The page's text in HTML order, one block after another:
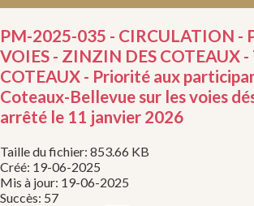
PM-2025-035 - CIRCULATION -
VOIES - ZINZIN DES COTEAUX
COTEAUX - Priorité aux
Coteaux-Bellevue sur les voies
arrêté le 11 janvier 2026
Taille du fichier: 853.66 KB
Créé: 19-06-2025
Mis à jour: 19-06-2025
Succès: 57